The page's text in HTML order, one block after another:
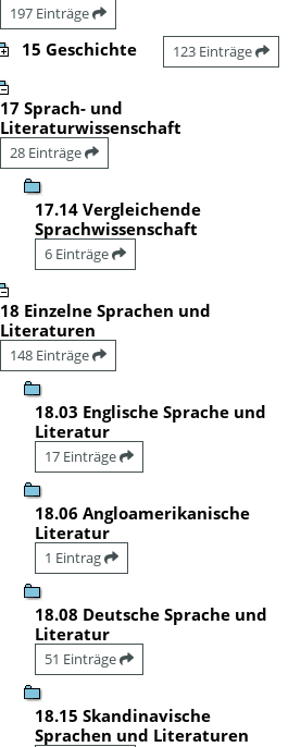
197 Einträge
15 Geschichte 123 Einträge
17 Sprach- und
Literaturwissenschaft
28 Einträge
17.14 Vergleichende
Sprachwissenschaft
6 Einträge
18 Einzelne Sprachen und
Literaturen
148 Einträge
18.03 Englische Sprache und
Literatur
17 Einträge
18.06 Angloamerikanische
Literatur
1 Eintrag
18.08 Deutsche Sprache und
Literatur
51 Einträge
18.15 Skandinavische
Sprachen und Literaturen